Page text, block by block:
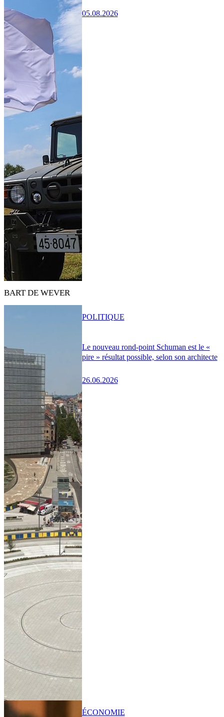
05.08.2026
BART DE WEVER
Le nouveau rond-point Schuman est le «
pire » résultat possible, selon son architecte
26.06.2026
POLITIQUE
ÉCONOMIE